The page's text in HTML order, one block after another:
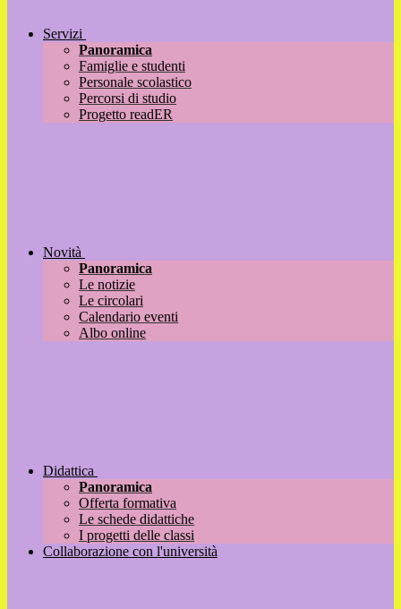
Servizi
Panoramica
Famiglie e studenti
Personale scolastico
Percorsi di studio
Progetto readER
Novità
Panoramica
Le notizie
Le circolari
Calendario eventi
Albo online
Didattica
Panoramica
Offerta formativa
Le schede didattiche
I progetti delle classi
Collaborazione con l'università